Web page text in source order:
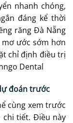
nhanh chóng,
đáng kể thời
răng Đà Nẵng
ước sớm hơn
chỉ định điều trị
Dental
đoán trước
cùng xem trước
chi tiết. Điều này